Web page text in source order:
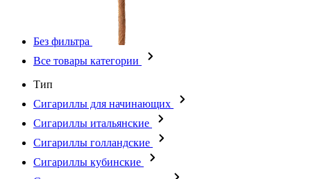
Без фильтра
Все товары категории
Тип
Сигариллы для начинающих
Сигариллы итальянские
Сигариллы голландские
Сигариллы кубинские